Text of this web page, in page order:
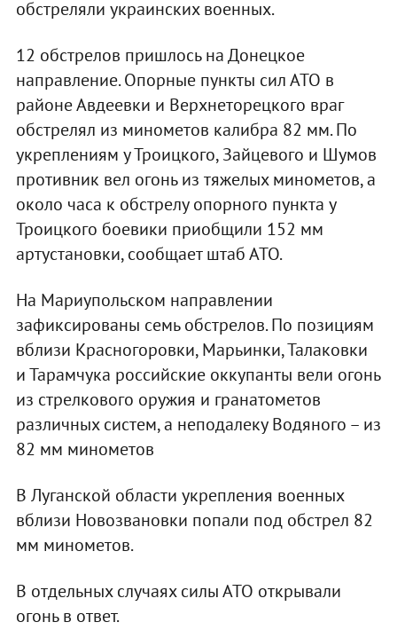
обстреляли украинских военных.
12 обстрелов пришлось на Донецкое
направление. Опорные пункты сил АТО в
районе Авдеевки и Верхнеторецкого враг
обстрелял из минометов калибра 82 мм. По
укреплениям у Троицкого, Зайцевого и Шумов
противник вел огонь из тяжелых минометов, а
около часа к обстрелу опорного пункта у
Троицкого боевики приобщили 152 мм
артустановки, сообщает штаб АТО.
На Мариупольском направлении
зафиксированы семь обстрелов. По позициям
вблизи Красногоровки, Марьинки, Талаковки
и Тарамчука российские оккупанты вели огонь
из стрелкового оружия и гранатометов
различных систем, а неподалеку Водяного – из
82 мм минометов
В Луганской области укрепления военных
вблизи Новозвановки попали под обстрел 82
мм минометов.
В отдельных случаях силы АТО открывали
огонь в ответ.